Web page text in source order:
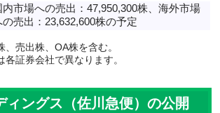
内市場への売出：47,950,300株、海外市場
の売出：23,632,600株の予定
売出株、OA株を含む。
証券会社で異なります。
ィングス（佐川急便）の公開